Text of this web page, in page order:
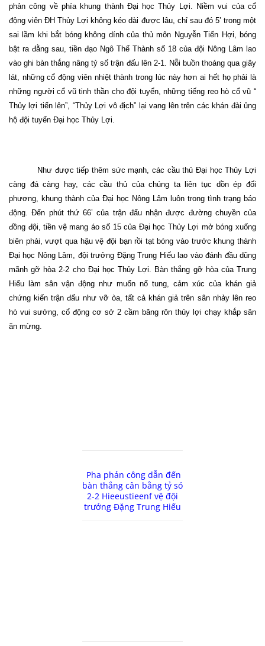
phản công về phía khung thành Đại học Thủy Lợi. Niềm vui của cổ
động viên ĐH Thủy Lợi không kéo dài được lâu, chỉ sau đó 5’ trong một
sai lầm khi bắt bóng không dính của thủ môn Nguyễn Tiến Hợi, bóng
bật ra đằng sau, tiền đạo Ngô Thế Thành số 18 của đội Nông Lâm lao
vào ghi bàn thắng nâng tỷ số trận đấu lên 2-1. Nỗi buồn thoáng qua giây
lát, những cổ động viên nhiệt thành trong lúc này hơn ai hết họ phải là
những người cổ vũ tinh thần cho đội tuyển, những tiếng reo hò cổ vũ “
Thủy lợi tiến lên”, “Thủy Lợi vô địch” lại vang lên trên các khán đài ủng
hộ đội tuyển Đại học Thủy Lợi.
Như được tiếp thêm sức mạnh, các cầu thủ Đại học Thủy Lợi
càng đá càng hay, các cầu thủ của chúng ta liên tục dồn ép đối
phương, khung thành của Đại học Nông Lâm luôn trong tình trạng báo
động. Đến phút thứ 66’ của trận đấu nhận được đường chuyền của
đồng đội, tiền vệ mang áo số 15 của Đại học Thủy Lợi mở bóng xuống
biên phải, vượt qua hậu vệ đội bạn rồi tạt bóng vào trước khung thành
Đại học Nông Lâm, đội trưởng Đặng Trung Hiếu lao vào đánh đầu dũng
mãnh gỡ hòa 2-2 cho Đại học Thủy Lợi. Bàn thắng gỡ hòa của Trung
Hiếu làm sân vận động như muốn nổ tung, cảm xúc của khán giả
chứng kiến trận đấu như vỡ òa, tất cả khán giả trên sân nhảy lên reo
hò vui sướng, cổ động cơ sở 2 cầm băng rôn thủy lợi chạy khắp sân
ăn mừng.
Pha phản công dẫn đến
bàn thắng cân bằng tỷ só
2-2 Hieeustieenf vệ đội
trưởng Đặng Trung Hiếu